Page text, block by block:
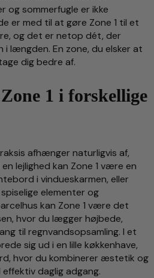
og sommerfugle er ikke
er med til at gøre Zone 1 til et
og det er netop dét, der
længden. En zone, du elsker at
dig bedre af.
1 i forskellige
afhænger naturligvis af,
lejlighed kan Zone 1 være en
i vindueskarmen, eller
elementer og
kan Zone 1 være det
hvor du lægger højbede,
til regnvandsopsamling. I et
sig ud i en lille køkkenhave,
hvor du kombinerer æstetik og
daglig adgang.